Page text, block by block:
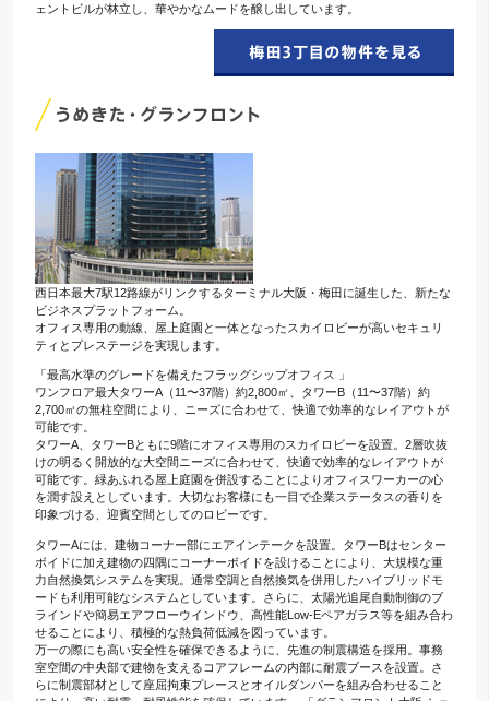
ェントビルが林立し、華やかなムードを醸し出しています。
西日本最大7駅12路線がリンクするターミナル大阪・梅田に誕生した、新たな
ビジネスプラットフォーム。
オフィス専用の動線、屋上庭園と一体となったスカイロビーが高いセキュリ
ティとプレステージを実現します。
「最高水準のグレードを備えたフラッグシップオフィス 」
ワンフロア最大タワーA（11〜37階）約2,800㎡、タワーB（11〜37階）約
2,700㎡の無柱空間により、ニーズに合わせて、快適で効率的なレイアウトが
可能です。
タワーA、タワーBともに9階にオフィス専用のスカイロビーを設置。2層吹抜
けの明るく開放的な大空間ニーズに合わせて、快適で効率的なレイアウトが
可能です。緑あふれる屋上庭園を併設することによりオフィスワーカーの心
を潤す設えとしています。大切なお客様にも一目で企業ステータスの香りを
印象づける、迎賓空間としてのロビーです。
タワーAには、建物コーナー部にエアインテークを設置。タワーBはセンター
ボイドに加え建物の四隅にコーナーボイドを設けることにより、大規模な重
力自然換気システムを実現。通常空調と自然換気を併用したハイブリッドモ
ードも利用可能なシステムとしています。さらに、太陽光追尾自動制御のブ
ラインドや簡易エアフローウインドウ、高性能Low-Eペアガラス等を組み合わ
せることにより、積極的な熱負荷低減を図っています。
万一の際にも高い安全性を確保できるように、先進の制震構造を採用。事務
室空間の中央部で建物を支えるコアフレームの内部に耐震ブースを設置。さ
らに制震部材として座屈拘束プレースとオイルダンパーを組み合わせること